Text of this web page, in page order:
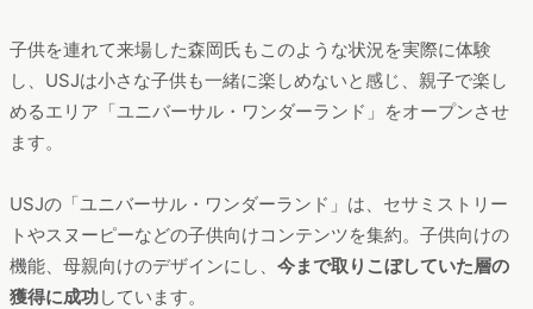
子供を連れて来場した森岡氏もこのような状況を実際に体験
し、USJは小さな子供も一緒に楽しめないと感じ、親子で楽し
めるエリア「ユニバーサル・ワンダーランド」をオープンさせ
ます。
USJの「ユニバーサル・ワンダーランド」は、セサミストリー
トやスヌーピーなどの子供向けコンテンツを集約。子供向けの
機能、母親向けのデザインにし、 今まで取りこぼしていた層の
獲得に成功しています。